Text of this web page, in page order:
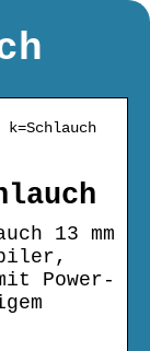
13 mm
Power-